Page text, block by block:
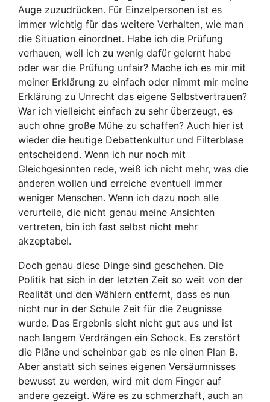
Auge zuzudrücken. Für Einzelpersonen ist es
immer wichtig für das weitere Verhalten, wie man
die Situation einordnet. Habe ich die Prüfung
verhauen, weil ich zu wenig dafür gelernt habe
oder war die Prüfung unfair? Mache ich es mir mit
meiner Erklärung zu einfach oder nimmt mir meine
Erklärung zu Unrecht das eigene Selbstvertrauen?
War ich vielleicht einfach zu sehr überzeugt, es
auch ohne große Mühe zu schaffen? Auch hier ist
wieder die heutige Debattenkultur und Filterblase
entscheidend. Wenn ich nur noch mit
Gleichgesinnten rede, weiß ich nicht mehr, was die
anderen wollen und erreiche eventuell immer
weniger Menschen. Wenn ich dazu noch alle
verurteile, die nicht genau meine Ansichten
vertreten, bin ich fast selbst nicht mehr
akzeptabel.
Doch genau diese Dinge sind geschehen. Die
Politik hat sich in der letzten Zeit so weit von der
Realität und den Wählern entfernt, dass es nun
nicht nur in der Schule Zeit für die Zeugnisse
wurde. Das Ergebnis sieht nicht gut aus und ist
nach langem Verdrängen ein Schock. Es zerstört
die Pläne und scheinbar gab es nie einen Plan B.
Aber anstatt sich seines eigenen Versäumnisses
bewusst zu werden, wird mit dem Finger auf
andere gezeigt. Wäre es zu schmerzhaft, auch an